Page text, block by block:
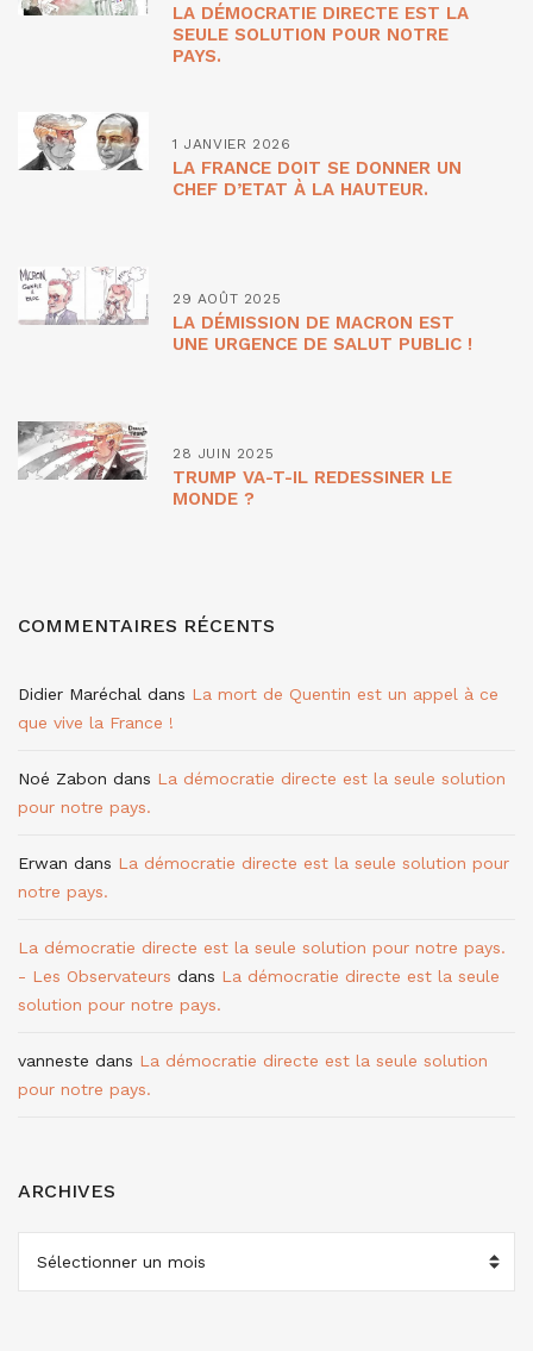
LA DÉMOCRATIE DIRECTE EST LA
SEULE SOLUTION POUR NOTRE
PAYS.
1 JANVIER 2026
LA FRANCE DOIT SE DONNER UN
CHEF D’ETAT À LA HAUTEUR.
29 AOÛT 2025
LA DÉMISSION DE MACRON EST
UNE URGENCE DE SALUT PUBLIC !
28 JUIN 2025
TRUMP VA-T-IL REDESSINER LE
MONDE ?
COMMENTAIRES RÉCENTS
Didier Maréchal dans La mort de Quentin est un appel à ce
que vive la France !
Noé Zabon dans La démocratie directe est la seule solution
pour notre pays.
Erwan dans La démocratie directe est la seule solution pour
notre pays.
La démocratie directe est la seule solution pour notre pays.
- Les Observateurs dans La démocratie directe est la seule
solution pour notre pays.
vanneste dans La démocratie directe est la seule solution
pour notre pays.
ARCHIVES
ARCHIVES